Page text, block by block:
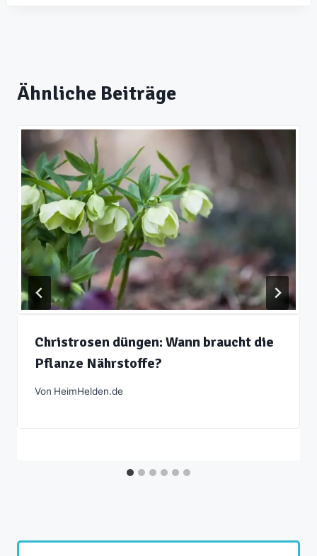
Ähnliche Beiträge
Christrosen düngen: Wann braucht die
Pflanze Nährstoffe?
Von HeimHelden.de